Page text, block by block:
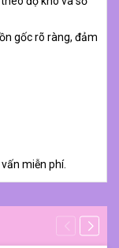
gốc rõ ràng, đảm
miễn phí.